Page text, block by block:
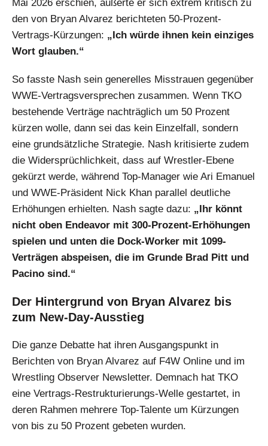
Mai 2026 erschien, äußerte er sich extrem kritisch zu
den von Bryan Alvarez berichteten 50-Prozent-
Vertrags-Kürzungen: „Ich würde ihnen kein einziges
Wort glauben.“
So fasste Nash sein generelles Misstrauen gegenüber
WWE-Vertragsversprechen zusammen. Wenn TKO
bestehende Verträge nachträglich um 50 Prozent
kürzen wolle, dann sei das kein Einzelfall, sondern
eine grundsätzliche Strategie. Nash kritisierte zudem
die Widersprüchlichkeit, dass auf Wrestler-Ebene
gekürzt werde, während Top-Manager wie Ari Emanuel
und WWE-Präsident Nick Khan parallel deutliche
Erhöhungen erhielten. Nash sagte dazu: „Ihr könnt
nicht oben Endeavor mit 300-Prozent-Erhöhungen
spielen und unten die Dock-Worker mit 1099-
Verträgen abspeisen, die im Grunde Brad Pitt und
Pacino sind.“
Der Hintergrund von Bryan Alvarez bis
zum New-Day-Ausstieg
Die ganze Debatte hat ihren Ausgangspunkt in
Berichten von Bryan Alvarez auf F4W Online und im
Wrestling Observer Newsletter. Demnach hat TKO
eine Vertrags-Restrukturierungs-Welle gestartet, in
deren Rahmen mehrere Top-Talente um Kürzungen
von bis zu 50 Prozent gebeten wurden.